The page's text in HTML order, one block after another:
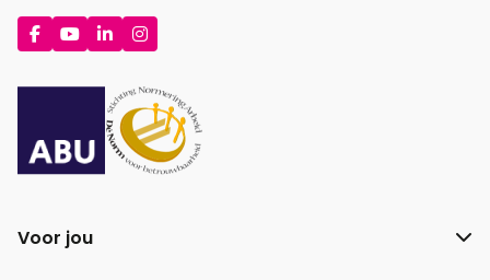
Ga
naar
Facebook
Ga
naar
YouTube
Ga
naar
LinkedIn
Ga
naar
Instagram
Voor jou